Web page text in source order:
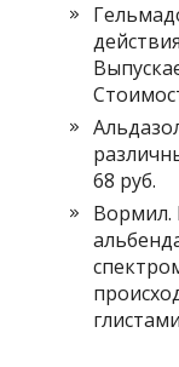
68 руб.
Вормил.